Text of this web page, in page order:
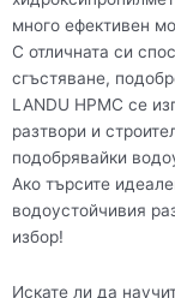
много ефективен
С отличната си
сгъстяване,
LANDU HPMC се
разтвори и
подобрявайки
Ако търсите
водоустойчивия
избор!
Искате ли да